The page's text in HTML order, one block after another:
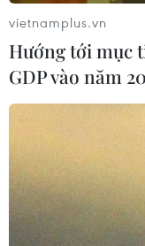
vietnamplus.vn
Hướng tới mục
GDP vào năm